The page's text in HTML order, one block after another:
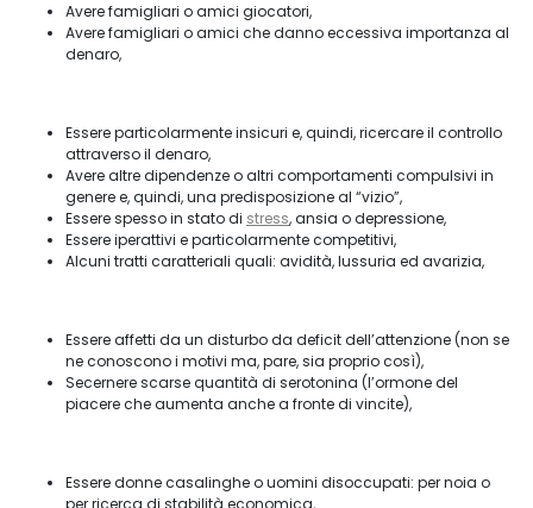
Avere famigliari o amici giocatori,
Avere famigliari o amici che danno eccessiva importanza al
denaro,
Essere particolarmente insicuri e, quindi, ricercare il controllo
attraverso il denaro,
Avere altre dipendenze o altri comportamenti compulsivi in
genere e, quindi, una predisposizione al “vizio”,
Essere spesso in stato di stress, ansia o depressione,
Essere iperattivi e particolarmente competitivi,
Alcuni tratti caratteriali quali: avidità, lussuria ed avarizia,
Essere affetti da un disturbo da deficit dell’attenzione (non se
ne conoscono i motivi ma, pare, sia proprio così),
Secernere scarse quantità di serotonina (l’ormone del
piacere che aumenta anche a fronte di vincite),
Essere donne casalinghe o uomini disoccupati: per noia o